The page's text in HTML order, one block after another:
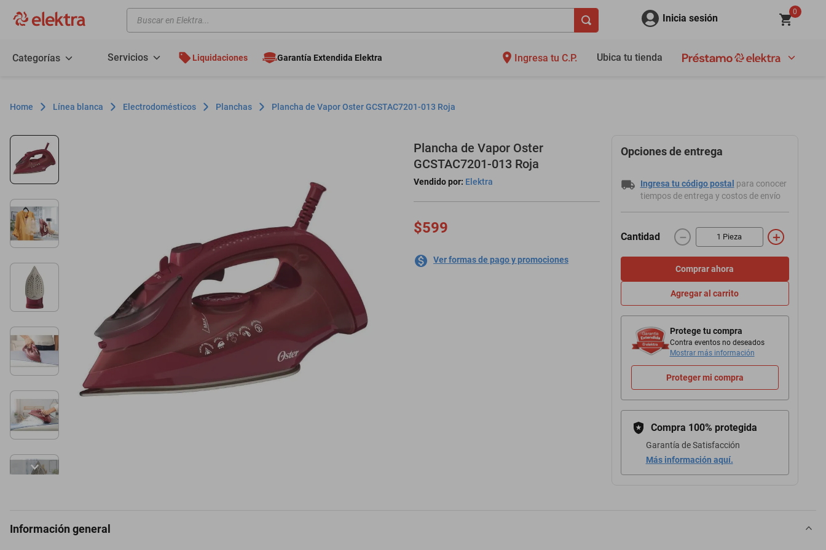
Buscar en Elektra... Inicia sesión
0
Categorías Servicios Liquidaciones Garantía Extendida Elektra Ingresa tu C.P. Ubica tu tienda
Línea blanca Electrodomésticos Planchas Plancha de Vapor Oster GCSTAC7201-013 Roja
Plancha de Vapor Oster
GCSTAC7201-013 Roja
Vendido por: Elektra
$599
Ver formas de pago y promociones
Opciones de entrega
Ingresa tu código postal para conocer
tiempos de entrega y costos de envío
Cantidad ＋
－
Comprar ahora
Agregar al carrito
Protege tu compra
Contra eventos no deseados
Mostrar más información
Proteger mi compra
Compra 100% protegida
Garantía de Satisfacción
Más información aquí.
Información general
motos
minisplit